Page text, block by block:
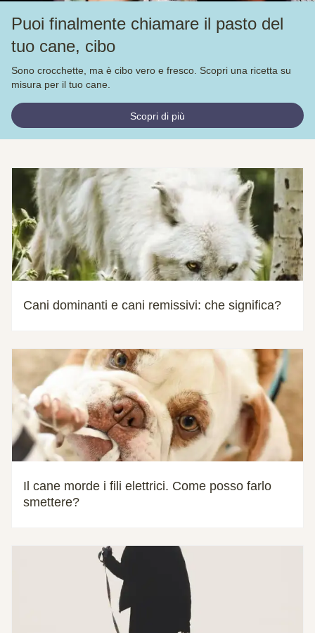
Puoi finalmente chiamare il pasto del
tuo cane, cibo
Sono crocchette, ma è cibo vero e fresco. Scopri una ricetta su
misura per il tuo cane.
Scopri di più
Cani dominanti e cani remissivi: che significa?
Il cane morde i fili elettrici. Come posso farlo
smettere?